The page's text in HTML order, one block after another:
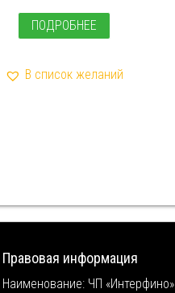
ПОДРОБНЕЕ
В список желаний
Правовая информация
Наименование: ЧП «Интерфино»